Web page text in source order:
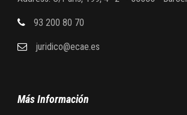
93 200 80 70
juridico@ecae.es
Más Información